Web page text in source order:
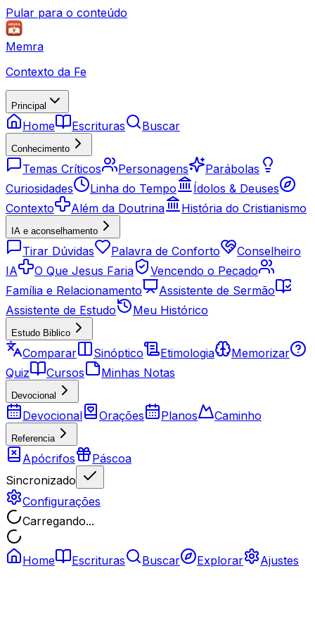
Pular para o conteúdo
Memra
Contexto da Fe
Principal
Home Escrituras Buscar
Conhecimento
Temas Críticos Personagens
Parábolas
Curiosidades
Linha do Tempo
Ídolos & Deuses
Contexto
Além da Doutrina História do Cristianismo
IA e aconselhamento
Tirar Dúvidas Palavra de Conforto
Conselheiro
IA
O Que Jesus Faria
Vencendo o Pecado
Família e Relacionamento
Assistente de Sermão
Assistente de Estudo
Meu Histórico
Estudo Biblico
Comparar Sinóptico Etimologia
Memorizar
Quiz
Cursos Minhas Notas
Devocional
Devocional Orações Planos Caminho
Referencia
Apócrifos
Páscoa
Sincronizado
Configurações
Carregando...
Home Escrituras Buscar Explorar Ajustes